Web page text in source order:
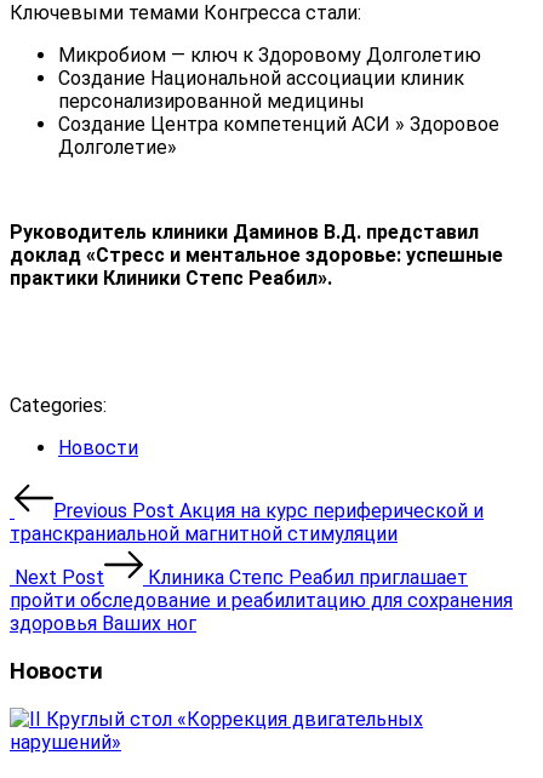
Ключевыми темами Конгресса стали:
Микробиом — ключ к Здоровому Долголетию
Создание Национальной ассоциации клиник
персонализированной медицины
Создание Центра компетенций АСИ » Здоровое
Долголетие»
Руководитель клиники Даминов В.Д. представил
доклад «Стресс и ментальное здоровье: успешные
практики Клиники Степс Реабил».
Categories:
Новости
Навигация
по
записям
Previous Post Акция на курс периферической и
транскраниальной магнитной стимуляции
Next Post
Клиника Степс Реабил приглашает
пройти обследование и реабилитацию для сохранения
здоровья Ваших ног
Новости